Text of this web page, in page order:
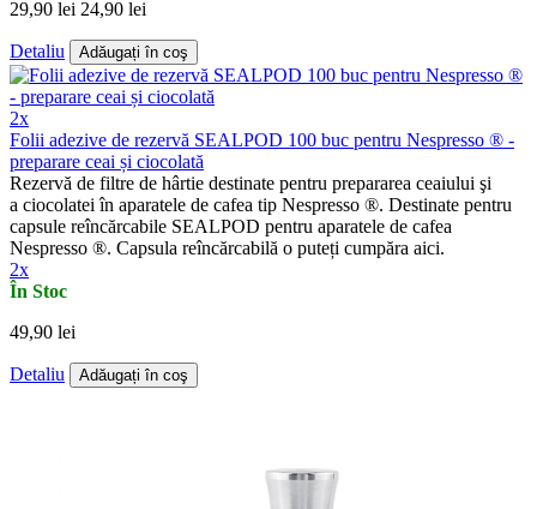
29,90 lei 24,90 lei
Detaliu Adăugați în coş
2x
Folii adezive de rezervă SEALPOD 100 buc pentru Nespresso ® -
preparare ceai și ciocolată
Rezervă de filtre de hârtie destinate pentru prepararea ceaiului şi
a ciocolatei în aparatele de cafea tip Nespresso ®. Destinate pentru
capsule reîncărcabile SEALPOD pentru aparatele de cafea
Nespresso ®. Capsula reîncărcabilă o puteți cumpăra aici.
2x
În Stoc
49,90 lei
Detaliu Adăugați în coş